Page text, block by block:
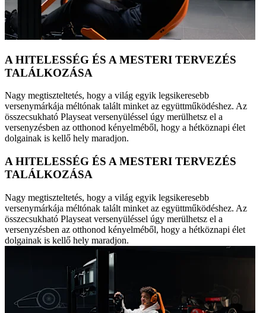
A HITELESSÉG ÉS A MESTERI TERVEZÉS
TALÁLKOZÁSA
Nagy megtiszteltetés, hogy a világ egyik legsikeresebb
versenymárkája méltónak talált minket az együttműködéshez. Az
összecsukható Playseat versenyüléssel úgy merülhetsz el a
versenyzésben az otthonod kényelméből, hogy a hétköznapi élet
dolgainak is kellő hely maradjon.
A HITELESSÉG ÉS A MESTERI TERVEZÉS
TALÁLKOZÁSA
Nagy megtiszteltetés, hogy a világ egyik legsikeresebb
versenymárkája méltónak talált minket az együttműködéshez. Az
összecsukható Playseat versenyüléssel úgy merülhetsz el a
versenyzésben az otthonod kényelméből, hogy a hétköznapi élet
dolgainak is kellő hely maradjon.